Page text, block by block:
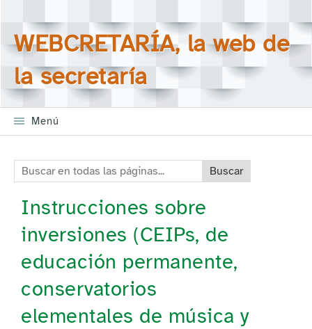
Saltar la navegación
Buscar en todas las
páginas
WEBCRETARÍA, la web de
la secretaría
Menú
Buscar en todas las páginas:
Instrucciones sobre
inversiones (CEIPs, de
educación permanente,
conservatorios
elementales de música y